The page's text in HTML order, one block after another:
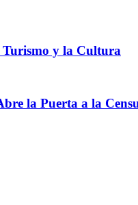
Turismo y la Cultura
la Puerta a la